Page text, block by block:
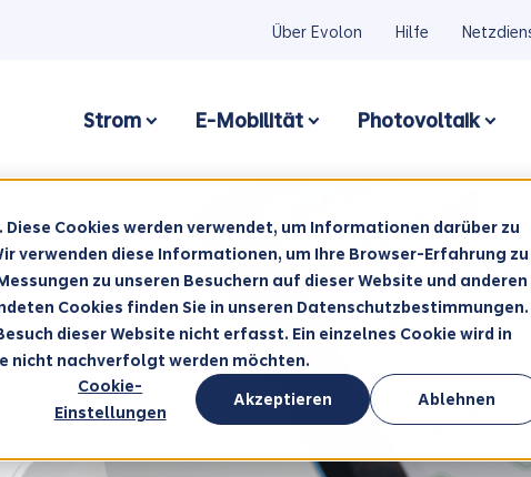
Cookies werden verwendet, um Informationen darüber zu
verwenden diese Informationen, um Ihre Browser-Erfahrung zu
zu unseren Besuchern auf dieser Website und anderen
Cookies finden Sie in unseren Datenschutzbestimmungen.
dieser Website nicht erfasst. Ein einzelnes Cookie wird in
nicht nachverfolgt werden möchten.
Cookie-
Einstellungen
Akzeptieren Ablehnen
Über Evolon Hilfe
Strom
Show submenu for Strom
E-Mobilität
Show submenu for
Photovoltaik